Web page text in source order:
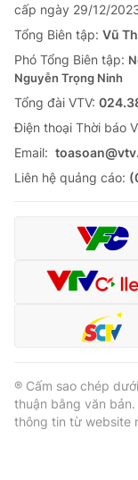
® Cấm sao chép
thuận bằng văn bản.
cấp ngày 29/12/
Tổng Biên tập: Vũ
Phó Tổng Biên tập:
Nguyễn Trọng Ninh
Tổng đài VTV:
Ðiện thoại Thời báo
Email:
Liên hệ quảng cáo:
® Cấm sao chép
thuận bằng văn bản.
thông tin từ website